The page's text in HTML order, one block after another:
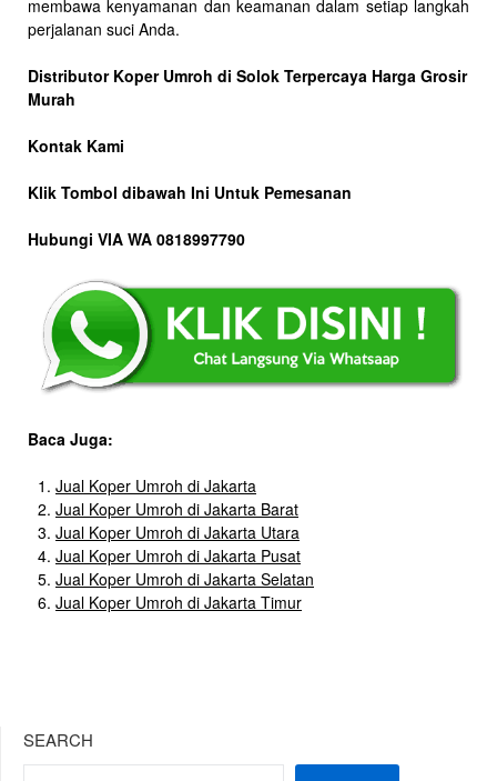
membawa kenyamanan dan keamanan dalam setiap langkah
perjalanan suci Anda.
Distributor Koper Umroh di Solok Terpercaya Harga Grosir
Murah
Kontak Kami
Klik Tombol dibawah Ini Untuk Pemesanan
Hubungi VIA WA 0818997790
Baca Juga:
Jual Koper Umroh di Jakarta
Jual Koper Umroh di Jakarta Barat
Jual Koper Umroh di Jakarta Utara
Jual Koper Umroh di Jakarta Pusat
Jual Koper Umroh di Jakarta Selatan
Jual Koper Umroh di Jakarta Timur
SEARCH